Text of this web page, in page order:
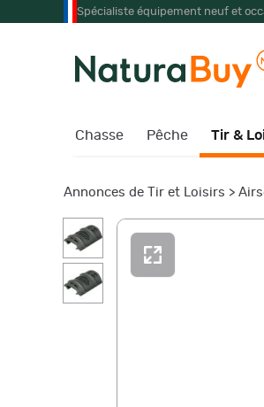
Spécialiste équipement neuf et
Chasse Pêche Tir &
Annonces de Tir et Loisirs >